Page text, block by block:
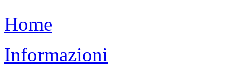
Home
Informazioni